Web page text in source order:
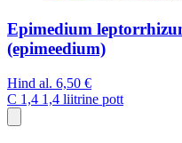
Epimedium
(epimeedium)
Hind al. 6,50 €
C 1,4 1,4 liitrine pott